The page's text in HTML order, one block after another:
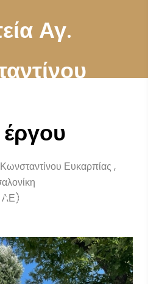
Αγ.
Έργα
Ευκαρπίας ,
ΑΕ)